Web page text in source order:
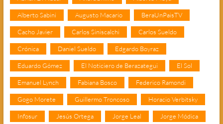
Alberto Sabini Augusto Macario BeraUnPaisTV
Cacho Javier Carlos Siniscalchi Carlos Sueldo
Crónica Daniel Sueldo Edgardo Boyraz
Eduardo Gómez El Noticiero de Berazategui El Sol
Emanuel Lynch Fabiana Bosco Federico Ramondi
Gogo Morete Guillermo Troncoso Horacio Verbitsky
Infosur Jesús Ortega Jorge Leal Jorge Módica